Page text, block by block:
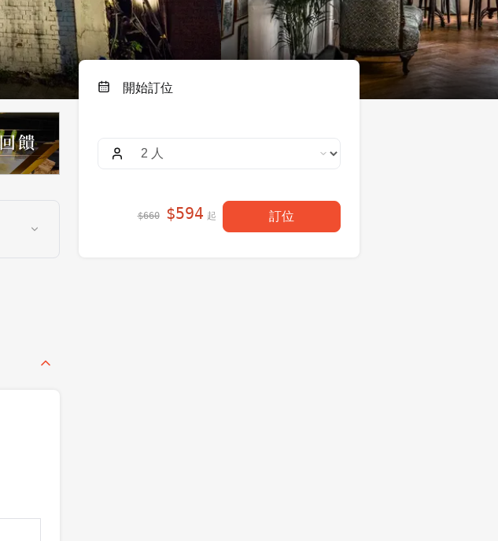
開始訂位
$660 $594 起
訂位